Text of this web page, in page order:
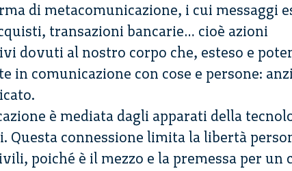
di metacomunicazione, i cui messaggi
transazioni bancarie… cioè azioni
dovuti al nostro corpo che, esteso e
in comunicazione con cose e persone:
è mediata dagli apparati della
Questa connessione limita la libertà
poiché è il mezzo e la premessa per un